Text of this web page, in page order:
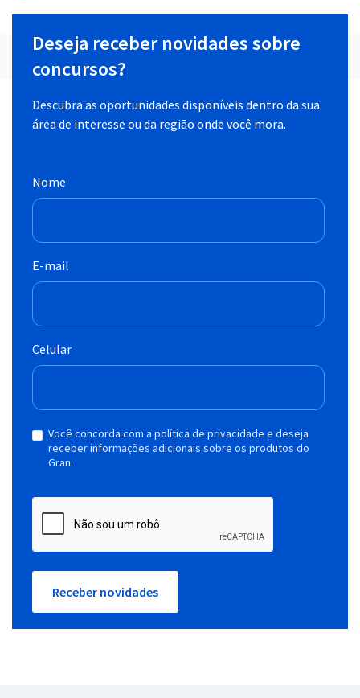
Deseja receber novidades sobre
concursos?
Descubra as oportunidades disponíveis dentro da sua
área de interesse ou da região onde você mora.
Nome
E-mail
Celular
Você concorda com a política de privacidade e deseja
receber informações adicionais sobre os produtos do
Gran.
Receber novidades